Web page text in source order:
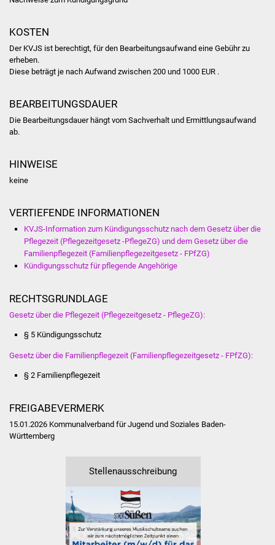
Hitzewarnung / UV-
Kultur & Freizeit
Stadtbücherei
Bürgerhaus
Kulturhalle
KOSTEN
Der KVJS ist berechtigt, für den Bearbeitungsaufwand eine Gebühr zu
erheben.
Diese beträgt je nach Aufwand zwischen 200 und 1000 EUR .
BEARBEITUNGSDAUER
Die Bearbeitungsdauer hängt vom Sachverhalt und Ermittlungsaufwand
ab.
HINWEISE
keine
VERTIEFENDE INFORMATIONEN
KVJS-Information zum Kündigungsschutz nach dem Gesetz über die
Pflegezeit (Pflegezeitgesetz -PflegeZG) und dem Gesetz über die
Familienpflegezeit (Familienpflegezeitgesetz - FPfZG)
Kündigungsschutz für pflegende Angehörige
RECHTSGRUNDLAGE
Gesetz über die Pflegezeit (Pflegezeitgesetz - PflegeZG):
§ 5 Kündigungsschutz
Gesetz über die Familienpflegezeit (Familienpflegezeitgesetz - FPfZG):
§ 2 Familienpflegezeit
FREIGABEVERMERK
15.01.2026 Kommunalverband für Jugend und Soziales Baden-
Württemberg
Stellenausschreibung